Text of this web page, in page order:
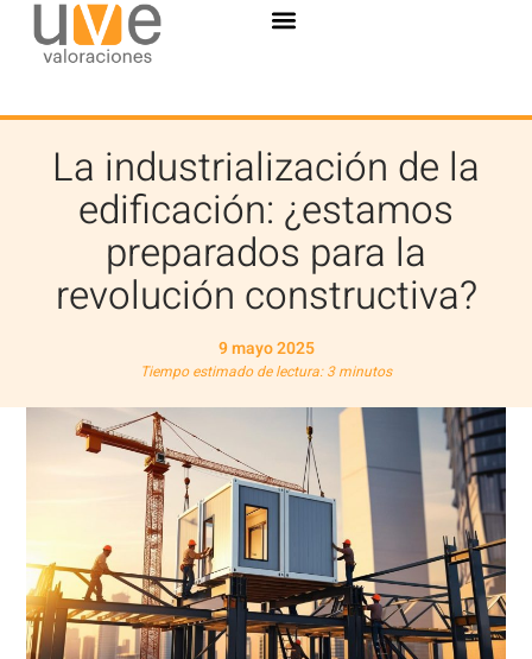
La industrialización de la
edificación: ¿estamos
preparados para la
revolución constructiva?
9 mayo 2025
Tiempo estimado de lectura: 3 minutos